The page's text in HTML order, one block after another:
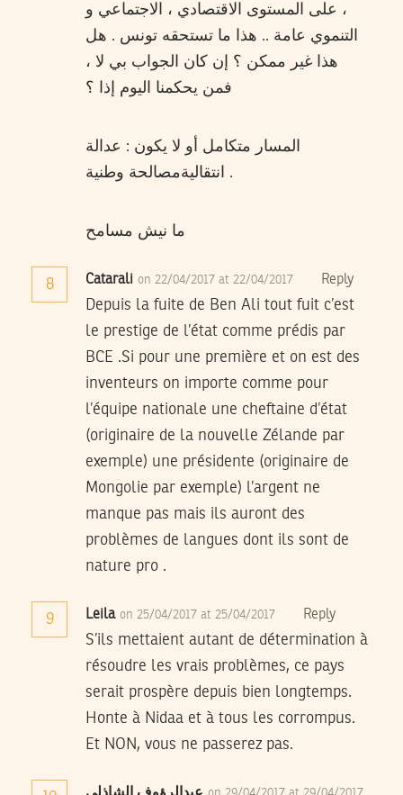
، على المستوى الاقتصادي ، الاجتماعي و
التنموي عامة .. هذا ما تستحقه تونس . هل
هذا غير ممكن ؟ إن كان الجواب بي لا ،
فمن يحكمنا اليوم إذا ؟
المسار متكامل أو لا يكون : عدالة
انتقاليةمصالحة وطنية .
ما نيش مسامح
8 Catarali on 22/04/2017 at 22/04/2017 Reply
Depuis la fuite de Ben Ali tout fuit c’est
le prestige de l’état comme prédis par
BCE .Si pour une première et on est des
inventeurs on importe comme pour
l’équipe nationale une cheftaine d’état
(originaire de la nouvelle Zélande par
exemple) une présidente (originaire de
Mongolie par exemple) l’argent ne
manque pas mais ils auront des
problèmes de langues dont ils sont de
nature pro .
9 Leila on 25/04/2017 at 25/04/2017 Reply
S’ils mettaient autant de détermination à
résoudre les vrais problèmes, ce pays
serait prospère depuis bien longtemps.
Honte à Nidaa et à tous les corrompus.
Et NON, vous ne passerez pas.